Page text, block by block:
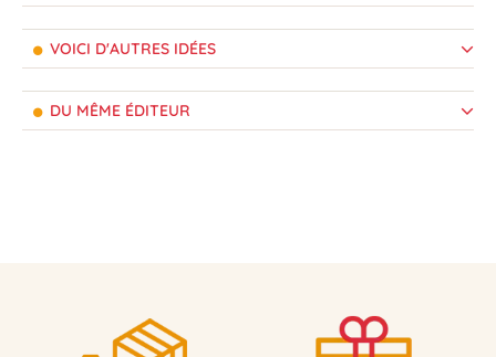
VOICI D'AUTRES IDÉES
DU MÊME ÉDITEUR